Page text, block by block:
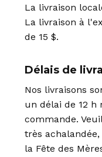
La livraison
La livraison à
de 15 $.
Délais de
Nos livraisons
un délai de 12
commande.
très
la Fête des